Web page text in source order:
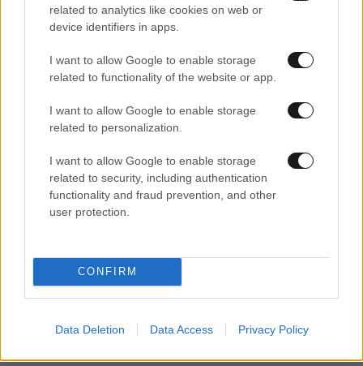
related to analytics like cookies on web or
device identifiers in apps.
I want to allow Google to enable storage
related to functionality of the website or app.
I want to allow Google to enable storage
related to personalization.
I want to allow Google to enable storage
related to security, including authentication
functionality and fraud prevention, and other
user protection.
CONFIRM
Data Deletion Data Access Privacy Policy
Εριέττα Κούρκουλου – Τα 33α γενέθλια και τα
φιλιά με τον Βύρωνα Βασιλειάδη: «Καμία στιγμή